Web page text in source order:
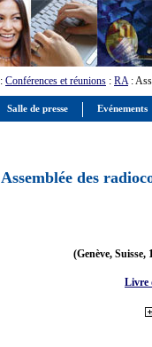
: Conférences et réunions : RA:
Assemblée des
(Genève, Suisse,
Livre
Salle de presse Evénements